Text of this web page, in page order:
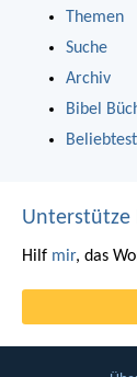
Themen
Suche
Archiv
Bibel
Unterstütze
Hilf mir, das